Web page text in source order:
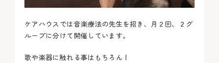
ケアハウスでは音楽療法の先生を招き、月２回、２グ
ループに分けて開催しています。
歌や楽器に触れる事はもちろん！